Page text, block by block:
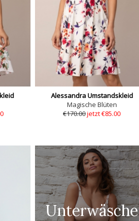
Alessandra Umstandskleid
Magische Blüten
€170.00jetzt €85.00
Unterwäsche